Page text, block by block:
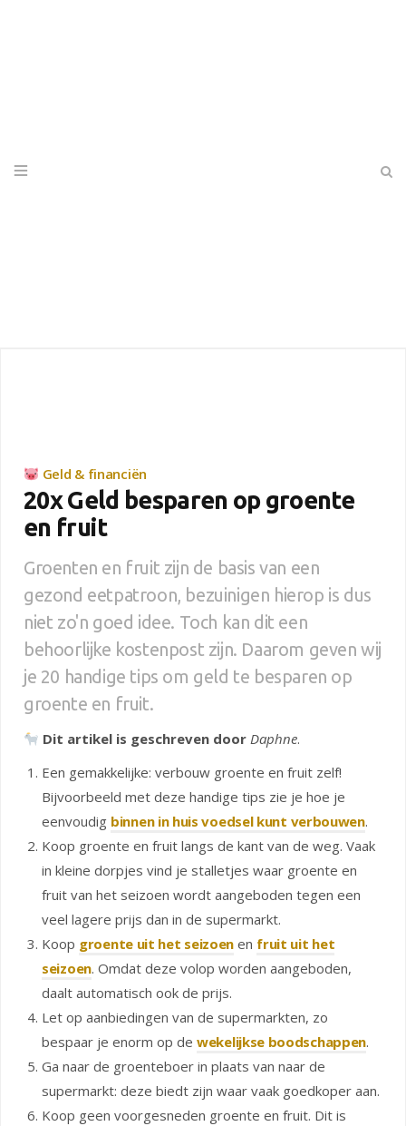
Geld & financiën
20x Geld besparen op groente
en fruit
Groenten en fruit zijn de basis van een
gezond eetpatroon, bezuinigen hierop is dus
niet zo'n goed idee. Toch kan dit een
behoorlijke kostenpost zijn. Daarom geven wij
je 20 handige tips om geld te besparen op
groente en fruit.
Dit artikel is geschreven door Daphne.
Een gemakkelijke: verbouw groente en fruit zelf!
Bijvoorbeeld met deze handige tips zie je hoe je
eenvoudig binnen in huis voedsel kunt verbouwen.
Koop groente en fruit langs de kant van de weg. Vaak
in kleine dorpjes vind je stalletjes waar groente en
fruit van het seizoen wordt aangeboden tegen een
veel lagere prijs dan in de supermarkt.
Koop groente uit het seizoen en fruit uit het
seizoen. Omdat deze volop worden aangeboden,
daalt automatisch ook de prijs.
Let op aanbiedingen van de supermarkten, zo
bespaar je enorm op de wekelijkse boodschappen.
Ga naar de groenteboer in plaats van naar de
supermarkt: deze biedt zijn waar vaak goedkoper aan.
Koop geen voorgesneden groente en fruit. Dit is